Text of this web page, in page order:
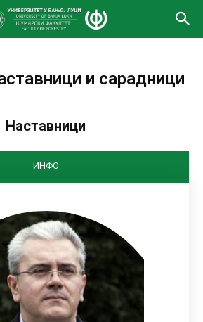
и сарадници
Наставници
ИНФО